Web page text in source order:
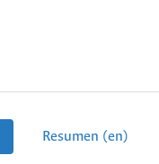
Resumen (en)